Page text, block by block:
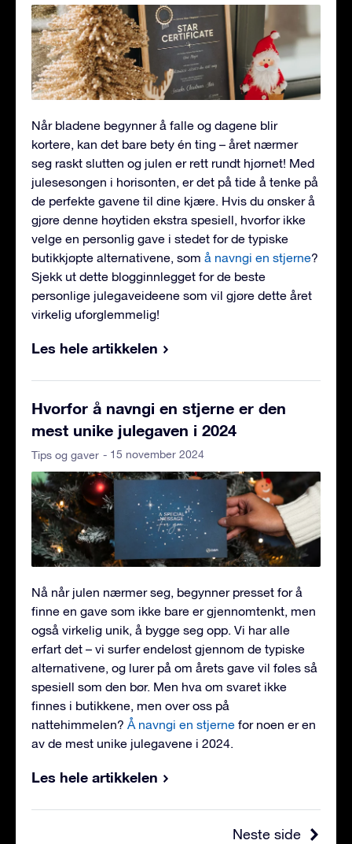
Når bladene begynner å falle og dagene blir
kortere, kan det bare bety én ting – året nærmer
seg raskt slutten og julen er rett rundt hjørnet! Med
julesesongen i horisonten, er det på tide å tenke på
de perfekte gavene til dine kjære. Hvis du ønsker å
gjøre denne høytiden ekstra spesiell, hvorfor ikke
velge en personlig gave i stedet for de typiske
butikkjøpte alternativene, som å navngi en stjerne?
Sjekk ut dette blogginnlegget for de beste
personlige julegaveideene som vil gjøre dette året
virkelig uforglemmelig!
Les hele artikkelen
Hvorfor å navngi en stjerne er den
mest unike julegaven i 2024
Tips og gaver - 15 november 2024
Nå når julen nærmer seg, begynner presset for å
finne en gave som ikke bare er gjennomtenkt, men
også virkelig unik, å bygge seg opp. Vi har alle
erfart det – vi surfer endeløst gjennom de typiske
alternativene, og lurer på om årets gave vil føles så
spesiell som den bør. Men hva om svaret ikke
finnes i butikkene, men over oss på
nattehimmelen? Å navngi en stjerne for noen er en
av de mest unike julegavene i 2024.
Les hele artikkelen
Neste side